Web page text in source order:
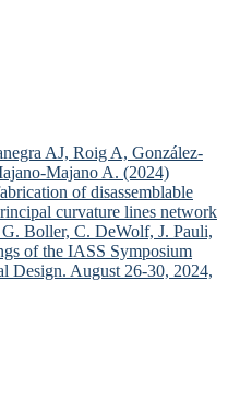
AJ, Roig A, González-
Majano A. (2024)
of disassemblable
curvature lines network
Boller, C. DeWolf, J. Pauli,
of the IASS Symposium
Design. August 26-30, 2024,